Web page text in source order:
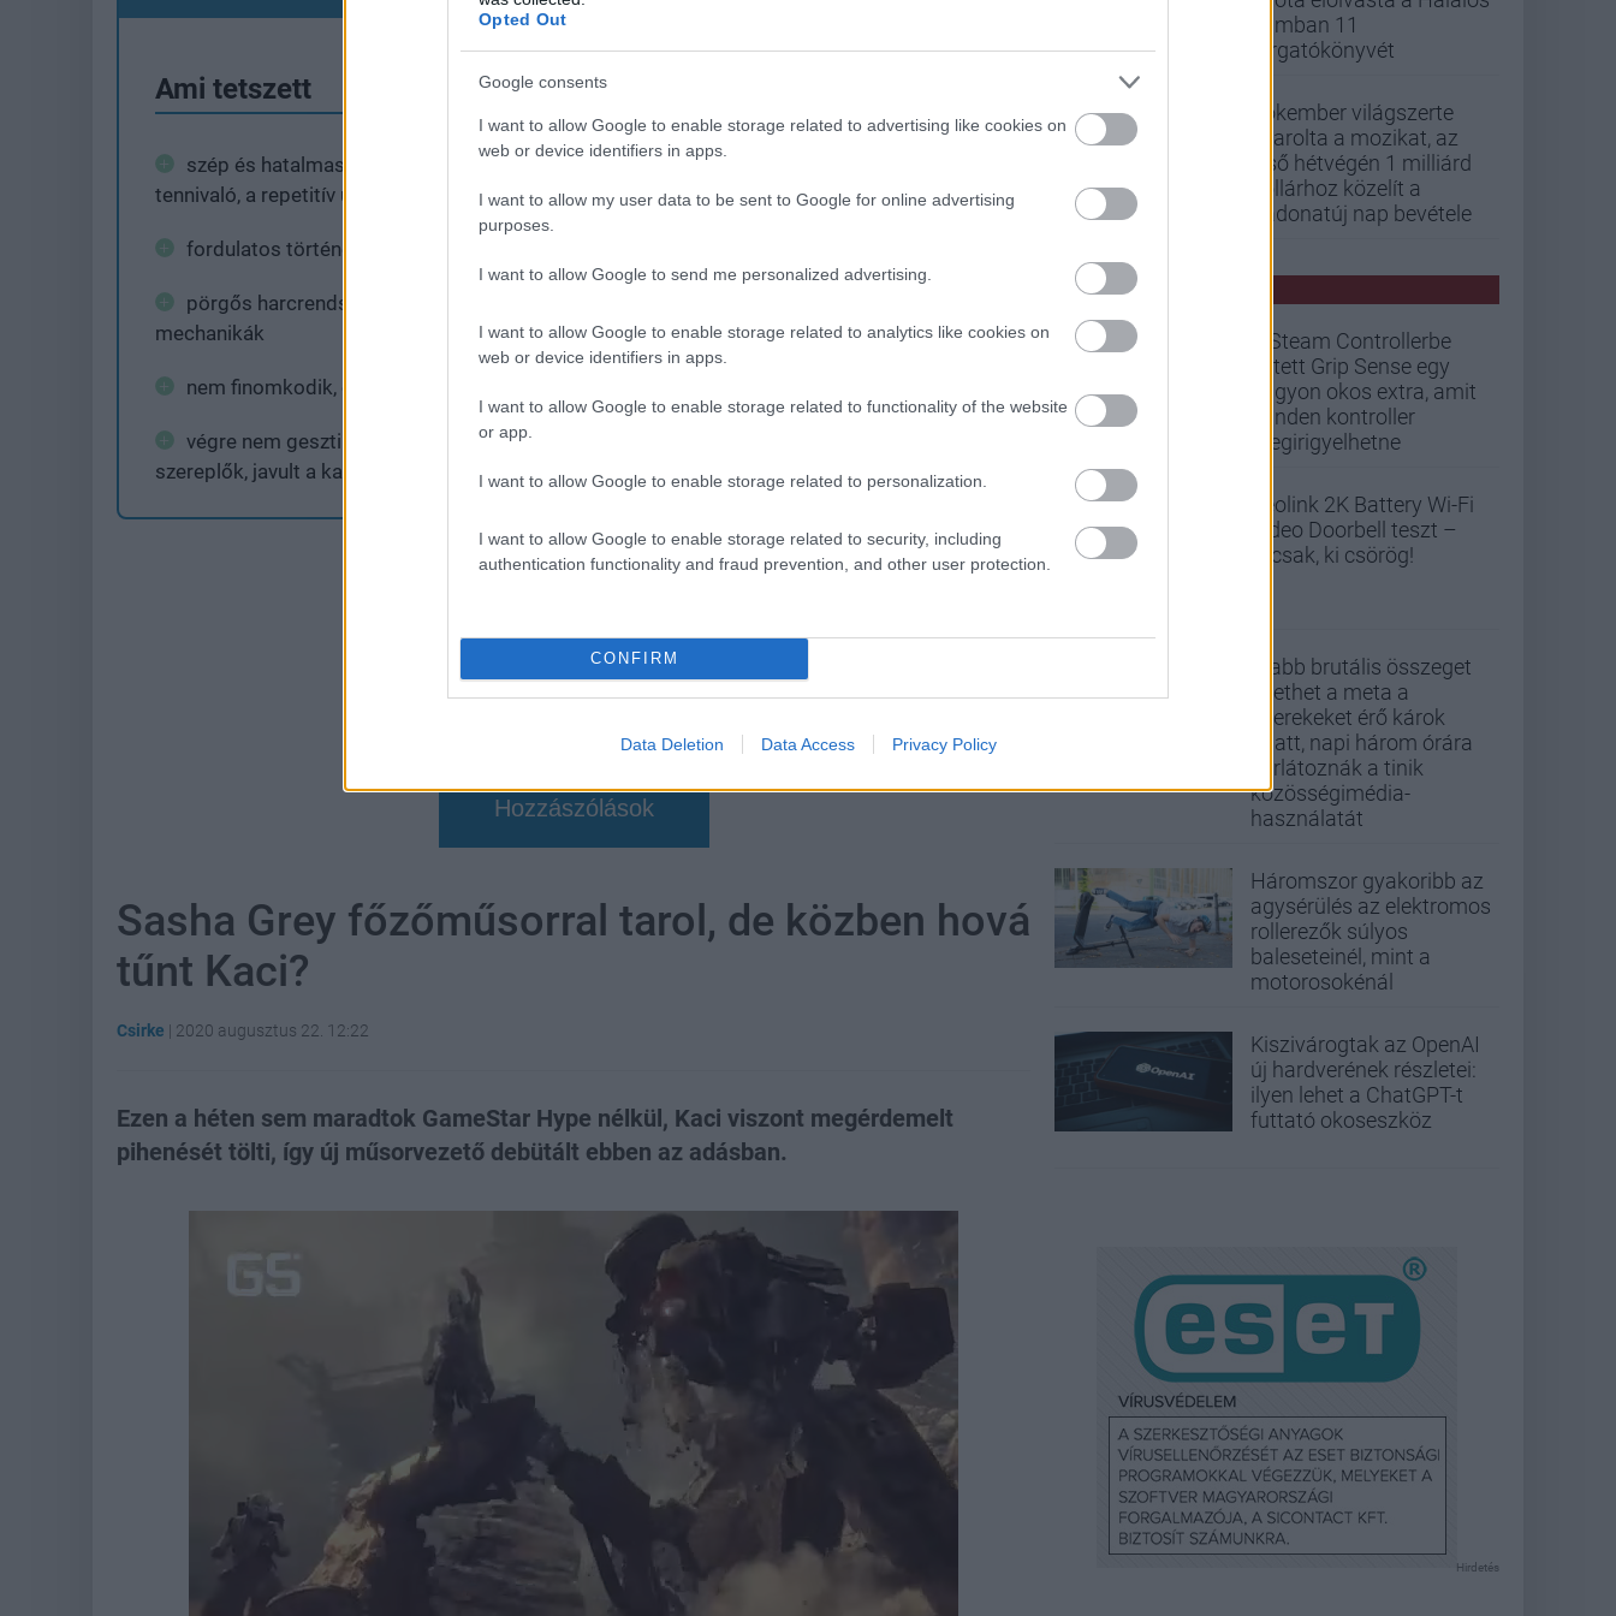
Opted Out
Google consents
I want to allow Google to enable storage related to advertising like cookies on
web or device identifiers in apps.
I want to allow my user data to be sent to Google for online advertising
purposes.
I want to allow Google to send me personalized advertising.
I want to allow Google to enable storage related to analytics like cookies on
web or device identifiers in apps.
I want to allow Google to enable storage related to functionality of the website
or app.
I want to allow Google to enable storage related to personalization.
I want to allow Google to enable storage related to security, including
authentication functionality and fraud prevention, and other user protection.
CONFIRM
Data Deletion Data Access Privacy Policy
Ami tetszett
szép és hatalmas világ, temérdek
tennivaló, a repetitív unalom nélkül
fordulatos történet
pörgős harcrendszer, ösztönző fejlődési
mechanikák
nem finomkodik, ömlik a vér
végre nem gesztikulálnak mindent túl a
szereplők, javult a karakteranimáció
Ami nem tetszett
a world eventek rendszere átgondolatlan
bírnak el vele
Hozzászólások
Sasha Grey főzőműsorral tarol, de közben hová
tűnt Kaci?
Csirke | 2020 augusztus 22. 12:22
Ezen a héten sem maradtok GameStar Hype nélkül, Kaci viszont megérdemelt
pihenését tölti, így új műsorvezető debütált ebben az adásban.
iramban 11
forgatókönyvét
Pókember világszerte
letarolta a mozikat, az
első hétvégén 1 milliárd
dollárhoz közelít a
Vadonatúj nap bevétele
PCW HÍREK
A Steam Controllerbe
rejtett Grip Sense egy
nagyon okos extra, amit
minden kontroller
megirigyelhetne
Reolink 2K Battery Wi-Fi
Video Doorbell teszt –
Nicsak, ki csörög!
Újabb brutális összeget
fizethet a meta a
gyerekeket érő károk
miatt, napi három órára
korlátoznák a tinik
közösségimédia-
használatát
Háromszor gyakoribb az
agysérülés az elektromos
rollerezők súlyos
baleseteinél, mint a
motorosokénál
Kiszivárogtak az OpenAI
új hardverének részletei:
ilyen lehet a ChatGPT-t
futtató okoseszköz
Hirdetés